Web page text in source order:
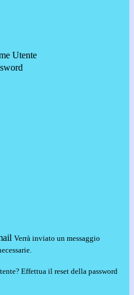
Utente
Verrà inviato un messaggio
Effettua il reset della password